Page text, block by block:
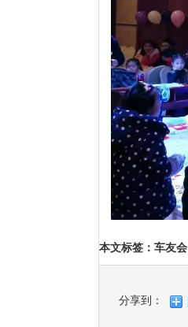
本文标签 ： 车友会
分享到：